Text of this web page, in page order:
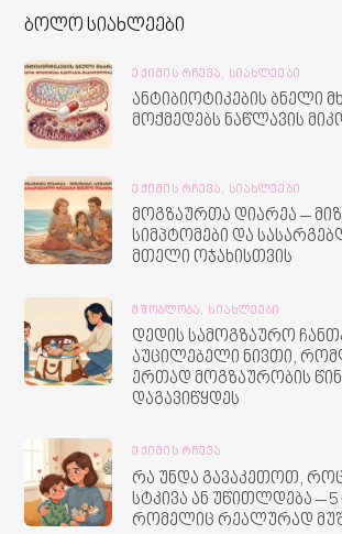
ბოლო სიახლეები
ᲔᲥᲘᲛᲘᲡ ᲠᲩᲔᲕᲐ, ᲡᲘᲐᲮᲚᲔᲔᲑᲘ
ანტიბიოტიკების ბნელი
მოქმედებს ნაწლავის
ᲔᲥᲘᲛᲘᲡ ᲠᲩᲔᲕᲐ, ᲡᲘᲐᲮᲚᲔᲔᲑᲘ
მოგზაურთა დიარეა –
სიმპტომები და
მთელი ოჯახისთვის
ᲛᲨᲝᲑᲚᲝᲑᲐ, ᲡᲘᲐᲮᲚᲔᲔᲑᲘ
დედის სამოგზაურო
აუცილებელი ნივთი,
ერთად მოგზაურობის
დაგავიწყდეს
ᲔᲥᲘᲛᲘᲡ ᲠᲩᲔᲕᲐ
რა უნდა გავაკეთოთ,
სტკივა ან უწითლდება – 5
რომელიც რეალურად